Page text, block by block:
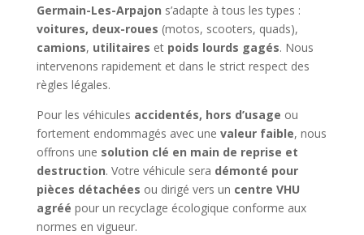
Germain-Les-Arpajon s’adapte à tous les types :
voitures, deux-roues (motos, scooters, quads),
camions, utilitaires et poids lourds gagés. Nous
intervenons rapidement et dans le strict respect des
règles légales.
Pour les véhicules accidentés, hors d’usage ou
fortement endommagés avec une valeur faible, nous
offrons une solution clé en main de reprise et
destruction. Votre véhicule sera démonté pour
pièces détachées ou dirigé vers un centre VHU
agréé pour un recyclage écologique conforme aux
normes en vigueur.